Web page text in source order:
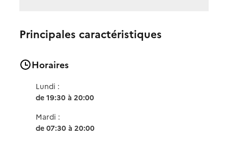
Principales caractéristiques
Horaires
Lundi :
de 19:30 à 20:00
Mardi :
de 07:30 à 20:00